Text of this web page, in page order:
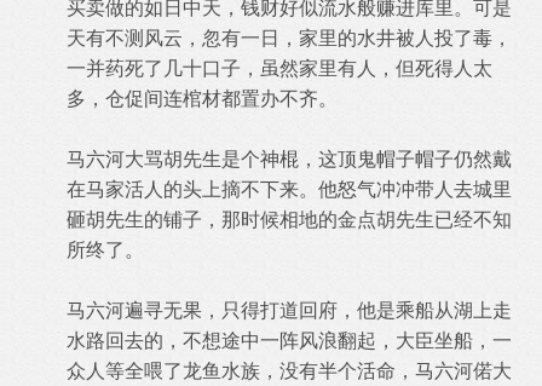
买卖做的如日中天，钱财好似流水般赚进库里。可是
天有不测风云，忽有一日，家里的水井被人投了毒，
一并药死了几十口子，虽然家里有人，但死得人太
多，仓促间连棺材都置办不齐。
马六河大骂胡先生是个神棍，这顶鬼帽子帽子仍然戴
在马家活人的头上摘不下来。他怒气冲冲带人去城里
砸胡先生的铺子，那时候相地的金点胡先生已经不知
所终了。
马六河遍寻无果，只得打道回府，他是乘船从湖上走
水路回去的，不想途中一阵风浪翻起，大臣坐船，一
众人等全喂了龙鱼水族，没有半个活命，马六河偌大